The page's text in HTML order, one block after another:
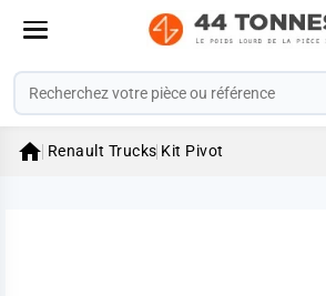
 Renault Trucks Kit Pivot